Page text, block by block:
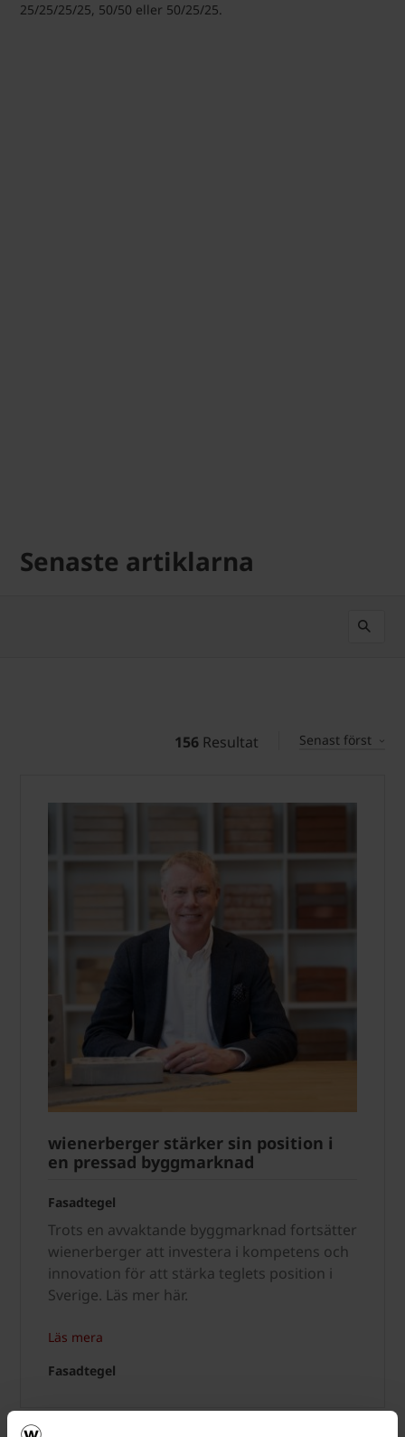
25/25/25/25, 50/50 eller 50/25/25.
Senaste artiklarna
156 Resultat Senast först
wienerberger stärker sin position i
en pressad byggmarknad
Fasadtegel
Trots en avvaktande byggmarknad fortsätter
wienerberger att investera i kompetens och
innovation för att stärka teglets position i
Sverige. Läs mer här.
Läs mera
Fasadtegel